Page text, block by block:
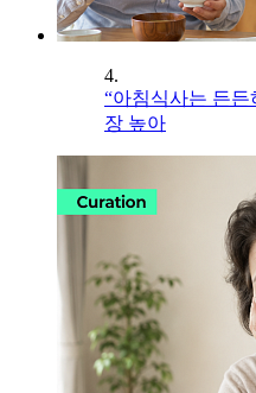
4.
“아침식사는 든든
장 높아